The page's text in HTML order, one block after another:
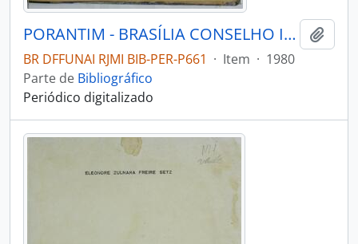
PORANTIM - BRASÍLIA CONSELHO INDIGENISTA MISSIONÁRIO - 1980 - Nº1920
BR DFFUNAI RJMI BIB-PER-P661 · Item · 1980
Parte de Bibliográfico
Periódico digitalizado